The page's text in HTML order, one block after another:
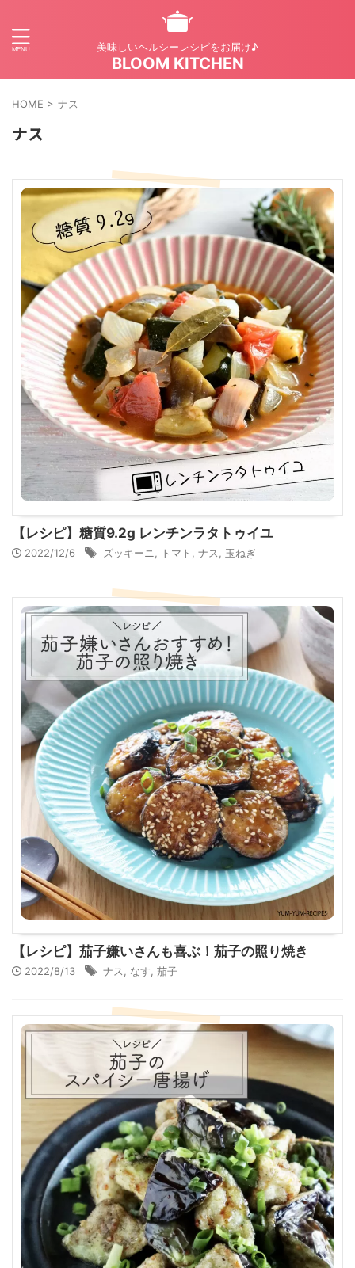
美味しいヘルシーレシピをお届け♪
BLOOM KITCHEN
HOME > ナス
ナス
【レシピ】糖質9.2g レンチンラタトゥイユ
2022/12/6 ズッキーニ トマト ナス 玉ねぎ
【レシピ】茄子嫌いさんも喜ぶ！茄子の照り焼き
2022/8/13 ナス なす 茄子